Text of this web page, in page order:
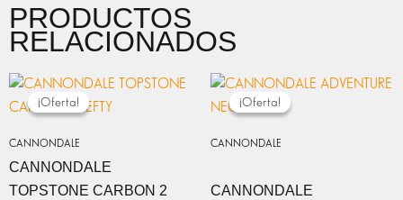
PRODUCTOS
RELACIONADOS
¡Oferta!
CANNONDALE
¡Oferta!
CANNONDALE
TOPSTONE CARBON 2
EL
PRECIO
ORIGINAL
EL
¡Oferta!
CANNONDALE
¡Oferta!
CANNONDALE
EL
ORIGINAL
EL